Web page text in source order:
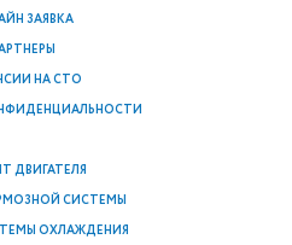
ЗАЯВКА
НА СТО
ДВИГАТЕЛЯ
СИСТЕМЫ
ОХЛАЖДЕНИЯ